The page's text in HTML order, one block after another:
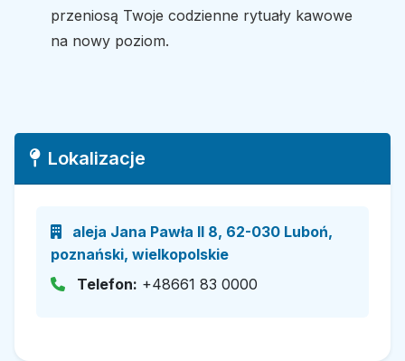
przeniosą Twoje codzienne rytuały kawowe
na nowy poziom.
Lokalizacje
aleja Jana Pawła II 8, 62-030 Luboń,
poznański, wielkopolskie
Telefon: +48661 83 0000